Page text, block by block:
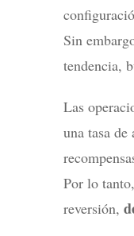
Sin
tendencia,
Las
una tasa
Por lo
reversión,